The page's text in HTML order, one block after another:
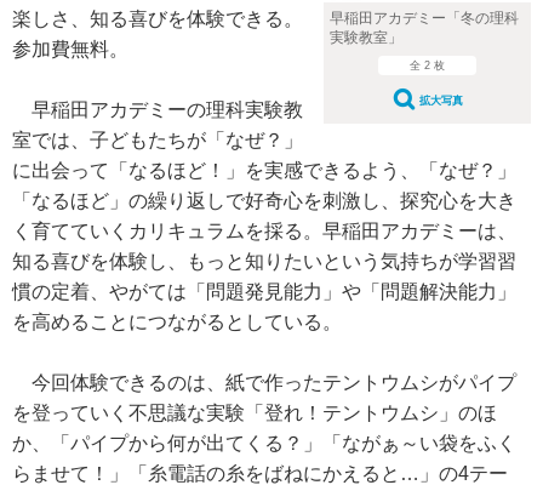
早稲田アカデミー「冬の理科
実験教室」
全 2 枚
拡大写真
楽しさ、知る喜びを体験できる。
参加費無料。
早稲田アカデミーの理科実験教
室では、子どもたちが「なぜ？」
に出会って「なるほど！」を実感できるよう、「なぜ？」
「なるほど」の繰り返しで好奇心を刺激し、探究心を大き
く育てていくカリキュラムを採る。早稲田アカデミーは、
知る喜びを体験し、もっと知りたいという気持ちが学習習
慣の定着、やがては「問題発見能力」や「問題解決能力」
を高めることにつながるとしている。
今回体験できるのは、紙で作ったテントウムシがパイプ
を登っていく不思議な実験「登れ！テントウムシ」のほ
か、「パイプから何が出てくる？」「ながぁ～い袋をふく
らませて！」「糸電話の糸をばねにかえると…」の4テー